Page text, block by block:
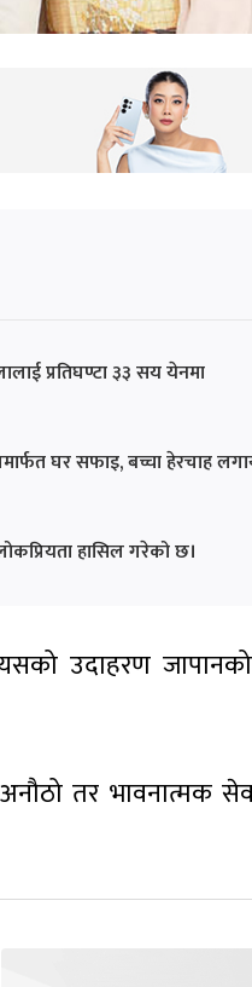
प्रतिघण्टा ३३ सय येनमा
घर सफाइ, बच्चा हेरचाह
हासिल गरेको छ।
उदाहरण
तर भावनात्मक